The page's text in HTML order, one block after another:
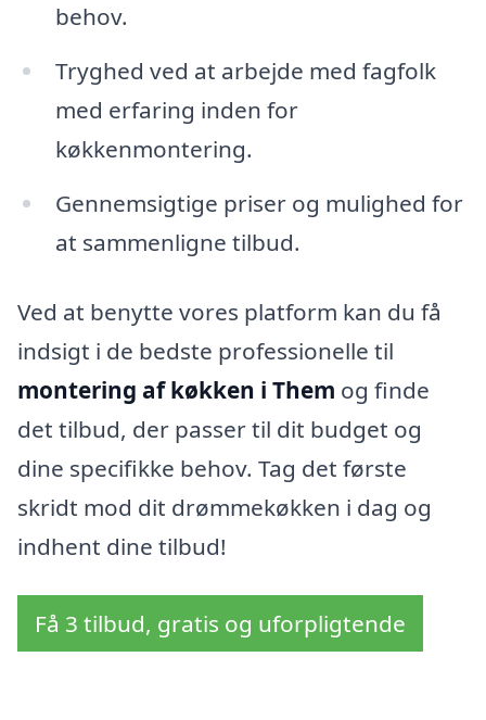
behov.
Tryghed ved at arbejde med fagfolk
med erfaring inden for
køkkenmontering.
Gennemsigtige priser og mulighed for
at sammenligne tilbud.
Ved at benytte vores platform kan du få
indsigt i de bedste professionelle til
montering af køkken i Them og finde
det tilbud, der passer til dit budget og
dine specifikke behov. Tag det første
skridt mod dit drømmekøkken i dag og
indhent dine tilbud!
Få 3 tilbud, gratis og uforpligtende